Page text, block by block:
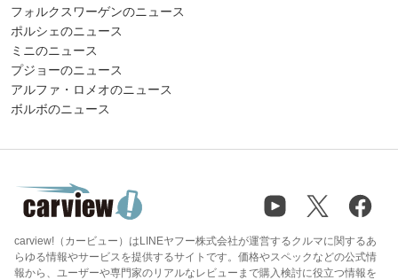
フォルクスワーゲンのニュース
ポルシェのニュース
ミニのニュース
プジョーのニュース
アルファ・ロメオのニュース
ボルボのニュース
carview!（カービュー）はLINEヤフー株式会社が運営するクルマに関するあ
らゆる情報やサービスを提供するサイトです。価格やスペックなどの公式情
報から、ユーザーや専門家のリアルなレビューまで購入検討に役立つ情報を